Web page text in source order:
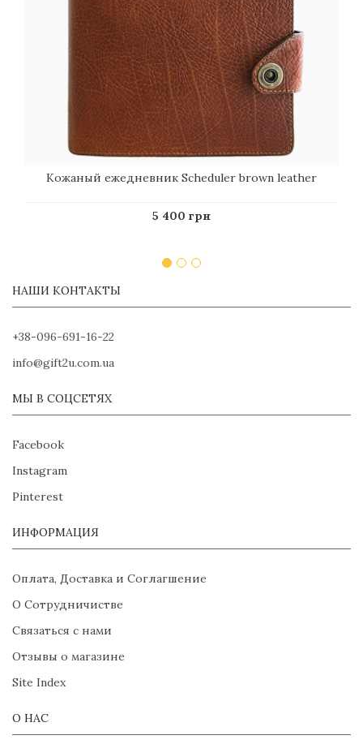
Кожаный ежедневник Scheduler brown leather
5 400 грн
НАШИ КОНТАКТЫ
+38-096-691-16-22
info@gift2u.com.ua
МЫ В СОЦСЕТЯХ
Facebook
Instagram
Pinterest
ИНФОРМАЦИЯ
Оплата, Доставка и Соглагшение
О Сотрудничистве
Связаться с нами
Отзывы о магазине
Site Index
О НАС